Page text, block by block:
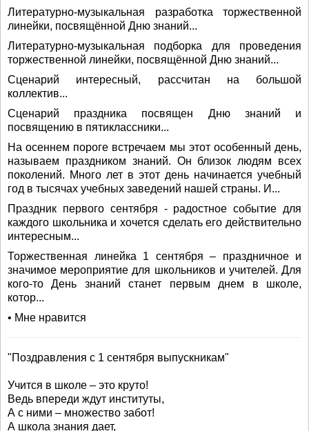
Литературно-музыкальная разработка торжественной
линейки, посвящённой Дню знаний...
Литературно-музыкальная подборка для проведения
торжественной линейки, посвящённой Дню знаний...
Сценарий интересный, рассчитан на большой
коллектив...
Сценарий праздника посвящен Дню знаний и
посвящению в пятиклассники...
На осеннем пороге встречаем мы этот особенный день,
называем праздником знаний. Он близок людям всех
поколений. Много лет в этот день начинается учебный
год в тысячах учебных заведений нашей страны. И...
Праздник первого сентября - радостное событие для
каждого школьника и хочется сделать его действительно
интересным...
Торжественная линейка 1 сентября – праздничное и
значимое мероприятие для школьников и учителей. Для
кого-то День знаний станет первым днем в школе,
котор...
• Мне нравится
"Поздравления с 1 сентября выпускникам"
Учится в школе – это круто!
Ведь впереди ждут институты,
А с ними – множество забот!
А школа знания дает,